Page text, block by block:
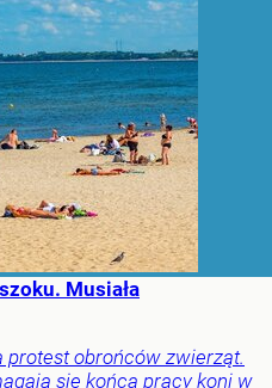
Musiała
protest obrońców zwierząt.
się końca pracy koni w